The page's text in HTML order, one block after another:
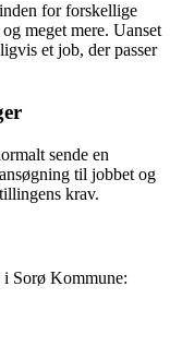
for forskellige
meget mere. Uanset
et job, der passer
sende en
til jobbet og
krav.
Sorø Kommune: